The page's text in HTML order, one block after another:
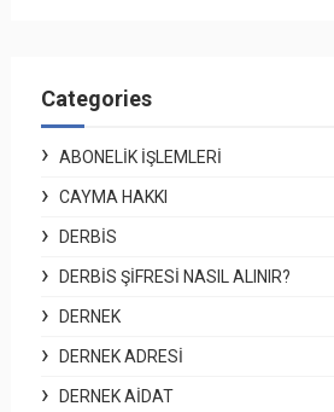
Categories
ABONELIK İŞLEMLERI
CAYMA HAKKI
DERBİS
DERBİS ŞIFRESI NASIL ALINIR?
DERNEK
DERNEK ADRESI
DERNEK AIDAT